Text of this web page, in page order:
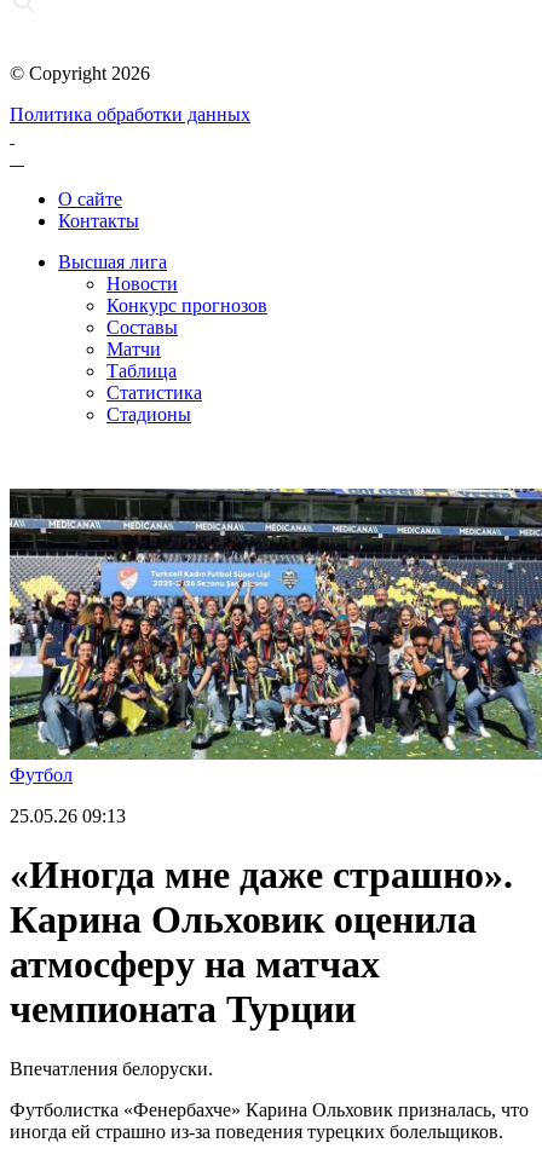
© Copyright 2026
Политика обработки данных
О сайте
Контакты
Высшая лига
Новости
Конкурс прогнозов
Составы
Матчи
Таблица
Статистика
Стадионы
Футбол
25.05.26 09:13
«Иногда мне даже страшно».
Карина Ольховик оценила
атмосферу на матчах
чемпионата Турции
Впечатления белоруски.
Футболистка «Фенербахче» Карина Ольховик призналась, что
иногда ей страшно из-за поведения турецких болельщиков.